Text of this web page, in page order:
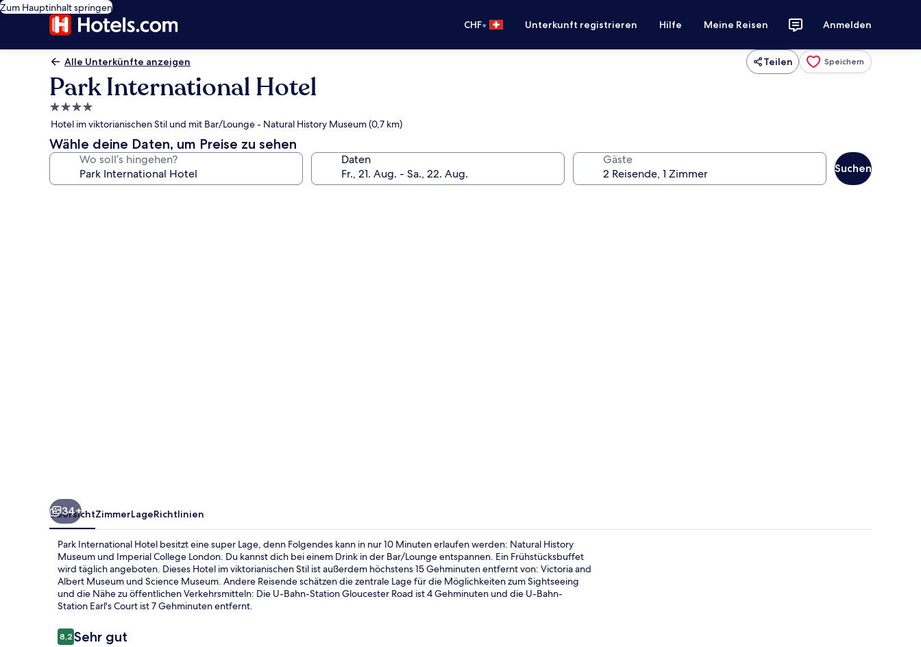
Zum Hauptinhalt springen
CHF• Unterkunft registrieren Hilfe Meine Reisen Anmelden
Alle Unterkünfte anzeigen Teilen Speichern
Park International Hotel
4.0-
Sterne-
Unterkunft
Hotel im viktorianischen Stil und mit Bar/Lounge - Natural History Museum (0,7 km)
Wähle deine Daten, um Preise zu sehen
Wo soll’s hingehen? Daten Gäste
Suchen
Zimmersafe, Schreibtisch, laptopgeeigneter Arbeitsplatz
34+
ÜbersichtZimmerLageRichtlinien
Park International Hotel besitzt eine super Lage, denn Folgendes kann in nur 10 Minuten erlaufen werden: Natural History
Museum und Imperial College London. Du kannst dich bei einem Drink in der Bar/Lounge entspannen. Ein Frühstücksbuffet
wird täglich angeboten. Dieses Hotel im viktorianischen Stil ist außerdem höchstens 15 Gehminuten entfernt von: Victoria and
Albert Museum und Science Museum. Andere Reisende schätzen die zentrale Lage für die Möglichkeiten zum Sightseeing
und die Nähe zu öffentlichen Verkehrsmitteln: Die U-Bahn-Station Gloucester Road ist 4 Gehminuten und die U-Bahn-
Station Earl's Court ist 7 Gehminuten entfernt.
Bewertungen
8,28,2 von 10.
Sehr gut